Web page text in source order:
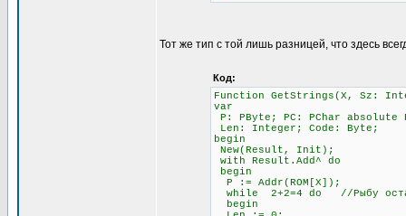
Тот же тип с той лишь разницей, что здесь
Код:
Function GetStrings(X, Sz:
var
P: PByte; PC: PChar absolute
Len: Integer; Code: Byte;
begin
New(Result, Init);
with Result.Add^ do
begin
P := Addr(ROM[X]);
while 2+2=4 do //Рыбу
begin